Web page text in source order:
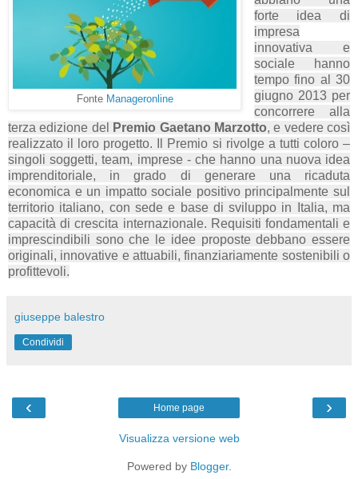
Fonte Manageronline
forte idea di
impresa
innovativa e
sociale hanno
tempo fino al 30
giugno 2013 per
concorrere alla
terza edizione del
Premio Gaetano Marzotto, e vedere così
realizzato il loro progetto. Il Premio si rivolge a tutti coloro –
singoli soggetti, team, imprese - che hanno una nuova idea
imprenditoriale, in grado di generare una ricaduta
economica e un impatto sociale positivo principalmente sul
territorio italiano, con sede e base di sviluppo in Italia, ma
capacità di crescita internazionale. Requisiti fondamentali e
imprescindibili sono che le idee proposte debbano essere
originali, innovative e attuabili, finanziariamente sostenibili o
profittevoli.
giuseppe balestro
Condividi
‹ ›
Home page
Visualizza versione web
Powered by Blogger.